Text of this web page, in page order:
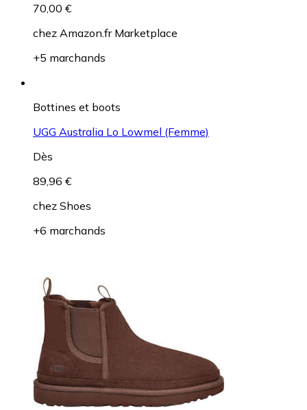
70,00 €
chez Amazon.fr Marketplace
+5 marchands
Bottines et boots
UGG Australia Lo Lowmel (Femme)
Dès
89,96 €
chez Shoes
+6 marchands